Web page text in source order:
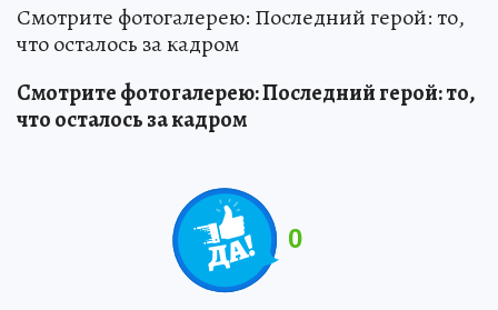
Смотрите фотогалерею: Последний герой: то,
что осталось за кадром
Смотрите фотогалерею: Последний герой: то,
что осталось за кадром
0